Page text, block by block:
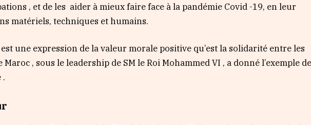
, et de les aider à mieux faire face à la pandémie Covid -19, en leur
matériels, techniques et humains.
expression de la valeur morale positive qu’est la solidarité entre les
, sous le leadership de SM le Roi Mohammed VI , a donné l’exemple de
.